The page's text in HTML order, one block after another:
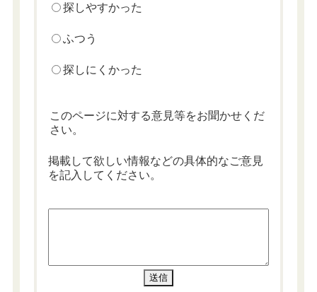
探しやすかった
ふつう
探しにくかった
このページに対する意見等をお聞かせくだ
さい。
掲載して欲しい情報などの具体的なご意見
を記入してください。